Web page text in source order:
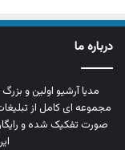
درباره ما
مدیا آرشیو اولین و
مجموعه‌ ای کامل از
صورت تفکیک‌ شده و